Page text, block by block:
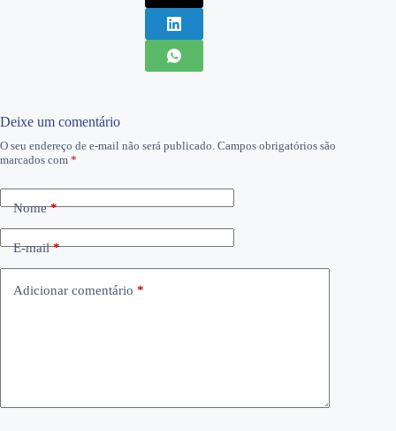
Deixe um comentário
O seu endereço de e-mail não será publicado. Campos obrigatórios são
marcados com *
Nome*
E-mail*
Adicionar comentário *